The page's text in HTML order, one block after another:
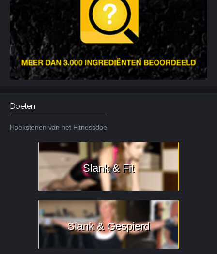
Doelen
Hoekstenen van het Fitnessdoel
Slank & Fit
Slank & Gespierd